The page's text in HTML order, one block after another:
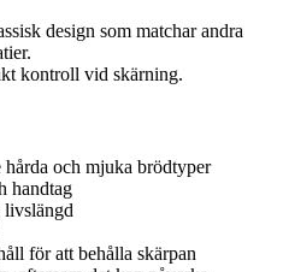
design som matchar andra
kontroll vid skärning.
och mjuka brödtyper
handtag
livslängd
för att behålla skärpan